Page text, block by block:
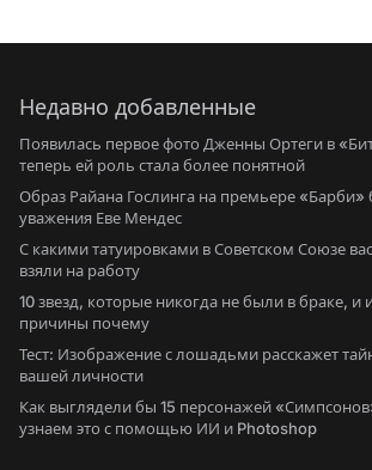
Недавно добавленные
Появилась первое фото Дженны Ортеги в
теперь ей роль стала более понятной
Образ Райана Гослинга на премьере
уважения Еве Мендес
С какими татуировками в Советском Союзе
взяли на работу
10 звезд, которые никогда не были в браке, и
причины почему
Тест: Изображение с лошадьми расскажет
вашей личности
Как выглядели бы 15 персонажей
узнаем это с помощью ИИ и Photoshop